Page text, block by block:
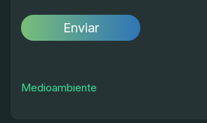
Medioambiente